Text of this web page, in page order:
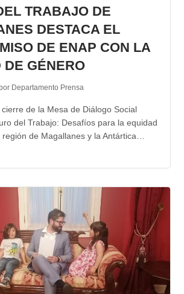
TRABAJO DE
DESTACA EL
DE ENAP CON LA
DE GÉNERO
Departamento Prensa
de la Mesa de Diálogo Social
del Trabajo: Desafíos para la equidad
de Magallanes y la Antártica…